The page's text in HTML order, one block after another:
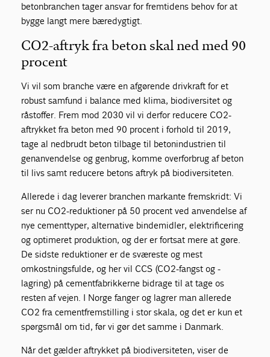
betonbranchen tager ansvar for fremtidens behov for at
bygge langt mere bæredygtigt.
CO2-aftryk fra beton skal ned med 90
procent
Vi vil som branche være en afgørende drivkraft for et
robust samfund i balance med klima, biodiversitet og
råstoffer. Frem mod 2030 vil vi derfor reducere CO2-
aftrykket fra beton med 90 procent i forhold til 2019,
tage al nedbrudt beton tilbage til betonindustrien til
genanvendelse og genbrug, komme overforbrug af beton
til livs samt reducere betons aftryk på biodiversiteten.
Allerede i dag leverer branchen markante fremskridt: Vi
ser nu CO2-reduktioner på 50 procent ved anvendelse af
nye cementtyper, alternative bindemidler, elektrificering
og optimeret produktion, og der er fortsat mere at gøre.
De sidste reduktioner er de sværeste og mest
omkostningsfulde, og her vil CCS (CO2-fangst og -
lagring) på cementfabrikkerne bidrage til at tage os
resten af vejen. I Norge fanger og lagrer man allerede
CO2 fra cementfremstilling i stor skala, og det er kun et
spørgsmål om tid, før vi gør det samme i Danmark.
Når det gælder aftrykket på biodiversiteten, viser de